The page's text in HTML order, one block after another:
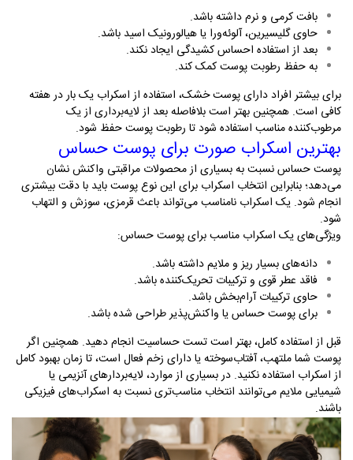
بافت کرمی و نرم داشته باشد.
حاوی گلیسیرین، آلوئه‌ورا یا هیالورونیک اسید باشد.
بعد از استفاده احساس کشیدگی ایجاد نکند.
به حفظ رطوبت پوست کمک کند.
برای بیشتر افراد دارای پوست خشک، استفاده از اسکراب یک بار در هفته
کافی است. همچنین بهتر است بلافاصله بعد از لایه‌برداری از یک
مرطوب‌کننده مناسب استفاده شود تا رطوبت پوست حفظ شود.
بهترین اسکراب صورت برای پوست حساس
پوست حساس نسبت به بسیاری از محصولات مراقبتی واکنش نشان
می‌دهد؛ بنابراین انتخاب اسکراب برای این نوع پوست باید با دقت بیشتری
انجام شود. یک اسکراب نامناسب می‌تواند باعث قرمزی، سوزش و التهاب
شود.
ویژگی‌های یک اسکراب مناسب برای پوست حساس:
دانه‌های بسیار ریز و ملایم داشته باشد.
فاقد عطر قوی و ترکیبات تحریک‌کننده باشد.
حاوی ترکیبات آرام‌بخش باشد.
برای پوست حساس یا واکنش‌پذیر طراحی شده باشد.
قبل از استفاده کامل، بهتر است تست حساسیت انجام دهید. همچنین اگر
پوست شما ملتهب، آفتاب‌سوخته یا دارای زخم فعال است، تا زمان بهبود کامل
از اسکراب استفاده نکنید. در بسیاری از موارد، لایه‌بردارهای آنزیمی یا
شیمیایی ملایم می‌توانند انتخاب مناسب‌تری نسبت به اسکراب‌های فیزیکی
باشند.